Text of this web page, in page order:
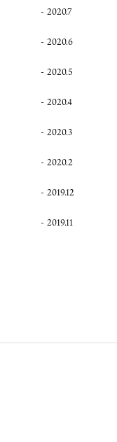
2020.7
2020.6
2020.5
2020.4
2020.3
2020.2
2019.12
2019.11